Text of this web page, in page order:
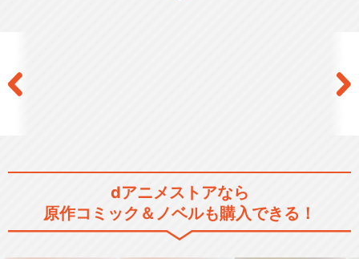
てーきゅう 7期
dアニメストアなら
原作コミック＆ノベルも購入できる！